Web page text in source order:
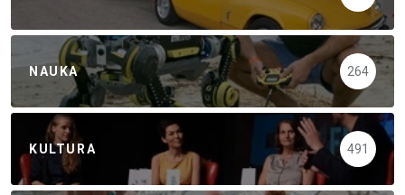
NAUKA 264
KULTURA 491